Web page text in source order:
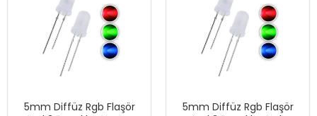
5mm Diffüz Rgb Flaşör
5mm Diffüz Rgb Flaşör